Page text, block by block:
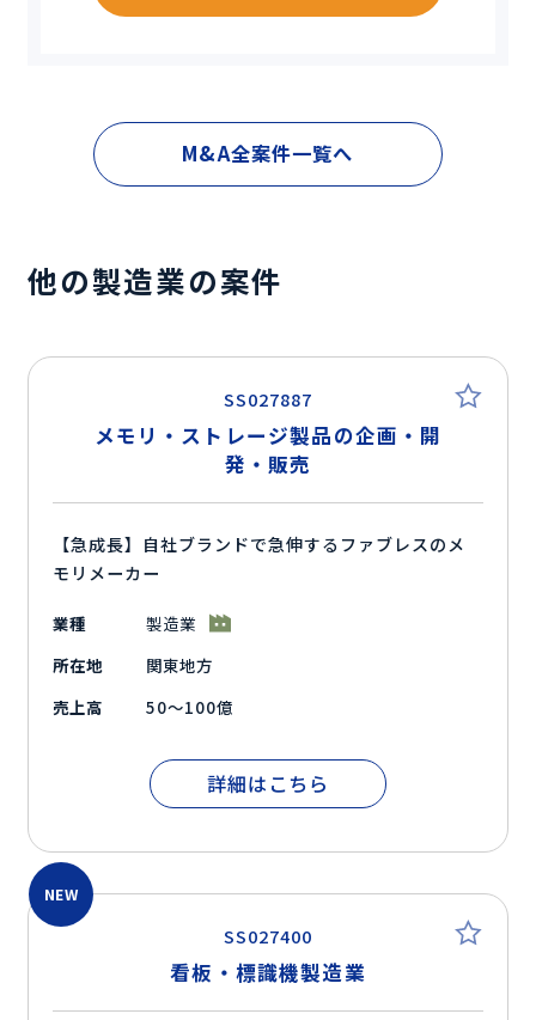
M&A全案件一覧へ
他の製造業の案件
SS027887
メモリ・ストレージ製品の企画・開
発・販売
【急成長】自社ブランドで急伸するファブレスのメ
モリメーカー
業種
製造業
所在地
関東地方
売上高
50～100億
詳細はこちら
SS027400
NEW
看板・標識機製造業